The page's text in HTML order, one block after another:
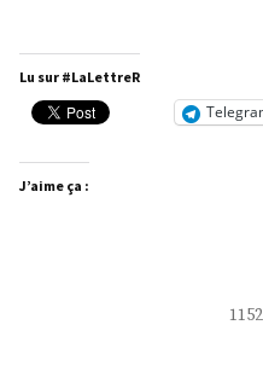
Lu sur #LaLettreR
J’aime ça :